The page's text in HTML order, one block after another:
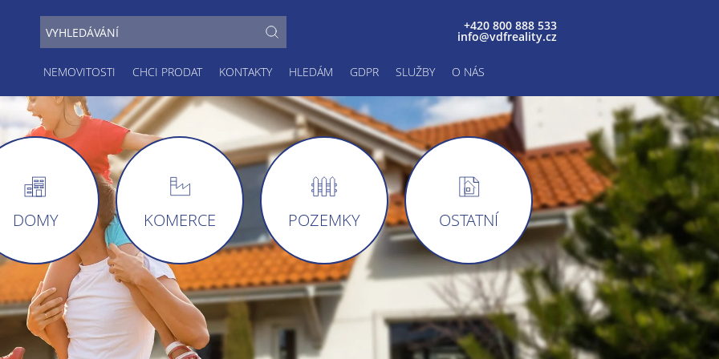
NEMOVITOSTI CHCI PRODAT KONTAKTY HLEDÁM GDPR SLUŽBY O NÁS
+420 800 888 533
info@vdfreality.cz
DOMY KOMERCE POZEMKY OSTATNÍ